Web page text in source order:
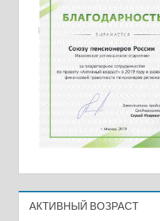
АКТИВНЫЙ ВОЗРАСТ